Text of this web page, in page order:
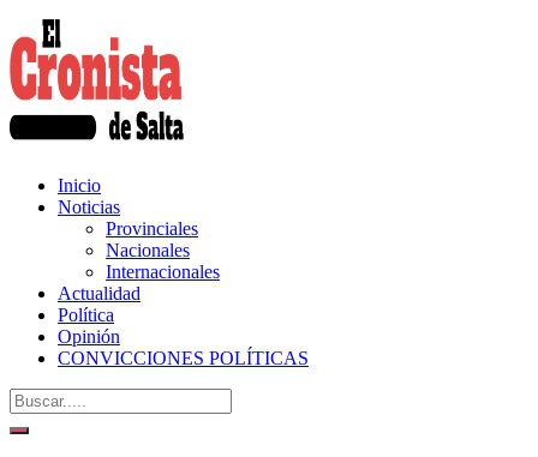
Inicio
Noticias
Provinciales
Nacionales
Internacionales
Actualidad
Política
Opinión
CONVICCIONES POLÍTICAS